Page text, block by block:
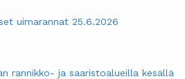
uimarannat 25.6.2026
rannikko- ja saaristoalueilla kesällä